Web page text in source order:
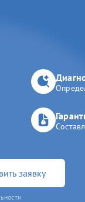
заявку